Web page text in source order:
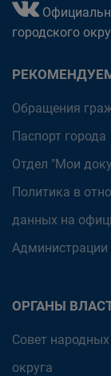
городского
Обращения
Паспорт города
Отдел "Мои
Политика в
данных на
Администрации
ОРГАНЫ
Совет
округа